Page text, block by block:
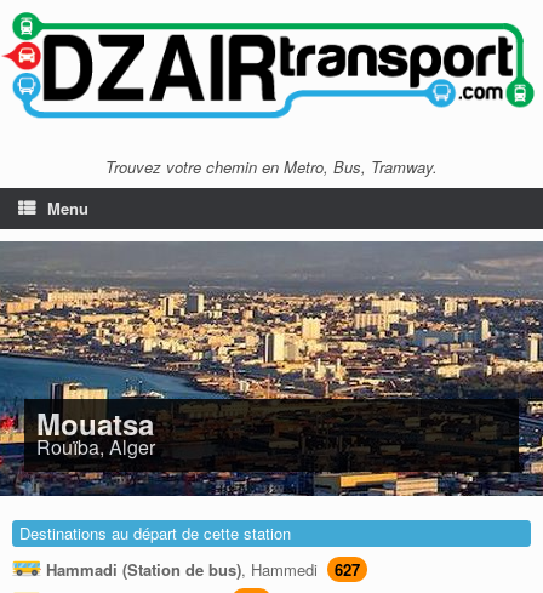
Trouvez votre chemin en Metro, Bus, Tramway.
Menu
Mouatsa
Rouïba, Alger
Destinations au départ de cette station
Hammadi (Station de bus), Hammedi
627